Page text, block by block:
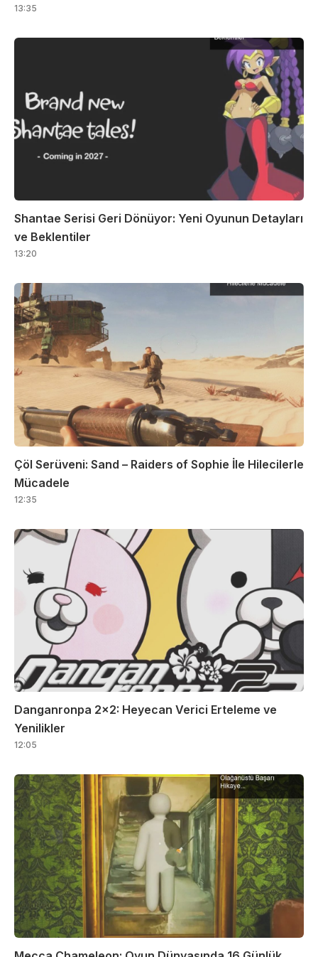
13:35
Shantae Serisi Geri Dönüyor: Yeni Oyunun Detayları
ve Beklentiler
13:20
Çöl Serüveni: Sand – Raiders of Sophie İle Hilecilerle
Mücadele
12:35
Danganronpa 2×2: Heyecan Verici Erteleme ve
Yenilikler
12:05